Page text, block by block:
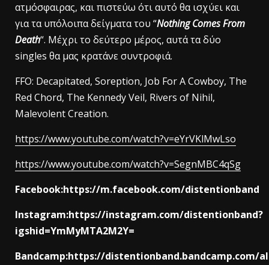
ατμόσφαιρας, και πιστεύω ότι αυτό θα ισχύει και
για τα υπόλοιπα δείγματα του “Nothing Comes From
Death“. Μέχρι το δεύτερο μέρος, αυτά τα δύο
singles θα μας κρατάνε συντροφιά.
FFO: Decapitated, Soreption, Job For A Cowboy, The
Red Chord, The Kennedy Veil, Rivers of Nihil,
Malevolent Creation.
https://www.youtube.com/watch?v=eYrVKlMwLso
https://www.youtube.com/watch?v=SegnMBC4qSg
Facebook:https://m.facebook.com/distentionband
Instagram:https://instagram.com/distentionband?
igshid=YmMyMTA2M2Y=
Bandcamp:https://distentionband.bandcamp.com/